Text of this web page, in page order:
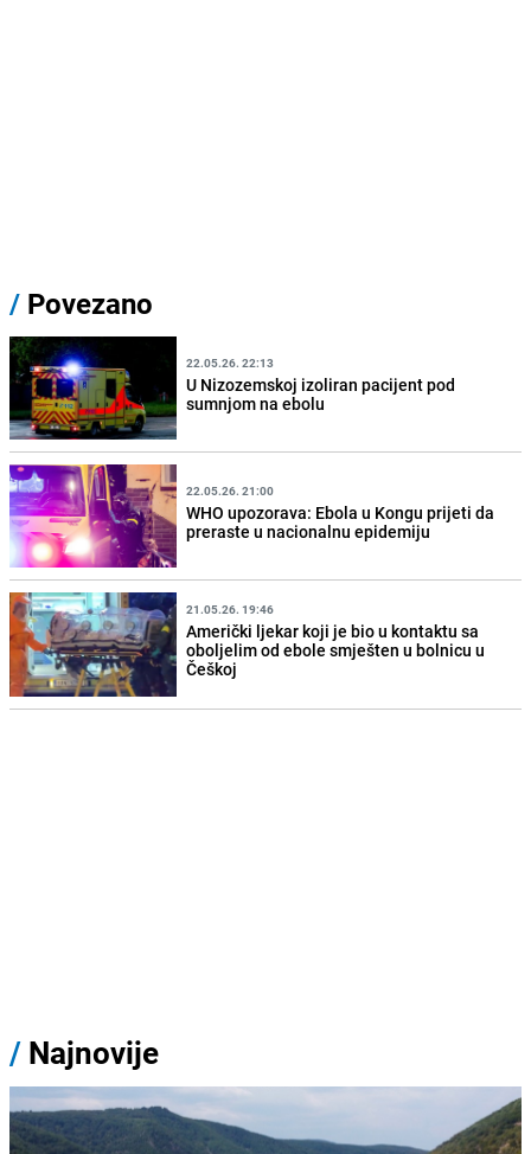
/ Povezano
22.05.26. 22:13
U Nizozemskoj izoliran pacijent pod
sumnjom na ebolu
22.05.26. 21:00
WHO upozorava: Ebola u Kongu prijeti da
preraste u nacionalnu epidemiju
21.05.26. 19:46
Američki ljekar koji je bio u kontaktu sa
oboljelim od ebole smješten u bolnicu u
Češkoj
/ Najnovije